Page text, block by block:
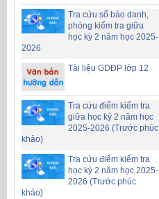
Tra cứu số báo danh,
phòng kiểm tra giữa
học kỳ 2 năm học 2025-
2026
Tài liệu GDĐP lớp 12
Tra cứu điểm kiểm tra
giữa học kỳ 2 năm học
2025-2026 (Trước phúc
khảo)
Tra cứu điểm kiểm tra
học kỳ 2 năm học 2025-
2026 (Trước phúc
khảo)